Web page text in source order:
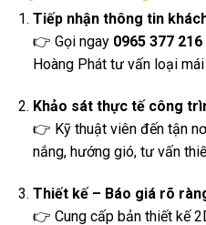
Tiếp nhận thông tin
👉 Gọi ngay 0965 377
Hoàng Phát tư vấn loại
Khảo sát thực tế công
👉 Kỹ thuật viên đến tận
nắng, hướng gió, tư vấn
Thiết kế – Báo giá rõ
👉 Cung cấp bản thiết kế